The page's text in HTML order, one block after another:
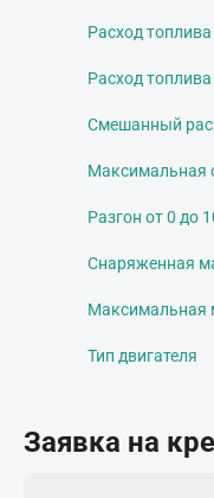
Расход
Расход
Смешанный
Максимальная
Разгон от 0 до
Снаряженная
Максимальная
Тип двигателя
Заявка на